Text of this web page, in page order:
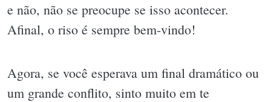
e não, não se preocupe se isso acontecer.
Afinal, o riso é sempre bem-vindo!
Agora, se você esperava um final dramático ou
um grande conflito, sinto muito em te